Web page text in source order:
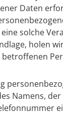
Daten
solche
holen
Namens,